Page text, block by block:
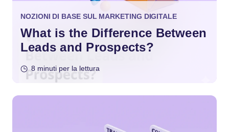
NOZIONI DI BASE SUL MARKETING DIGITALE
What is the Difference Between
Leads and Prospects?
8 minuti per la lettura